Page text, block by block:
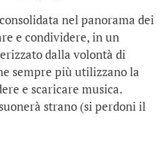
nel panorama dei
e condividere, in un
dalla volontà di
sempre più utilizzano la
e scaricare musica.
strano (si perdoni il